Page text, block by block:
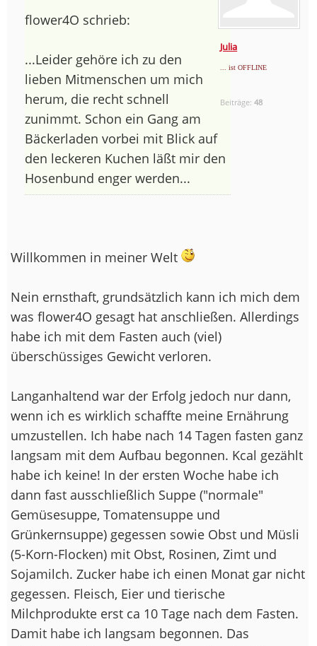
Julia
... ist OFFLINE
Beiträge:48
flower4O schrieb:
...Leider gehöre ich zu den
lieben Mitmenschen um mich
herum, die recht schnell
zunimmt. Schon ein Gang am
Bäckerladen vorbei mit Blick auf
den leckeren Kuchen läßt mir den
Hosenbund enger werden...
Willkommen in meiner Welt
Nein ernsthaft, grundsätzlich kann ich mich dem
was flower4O gesagt hat anschließen. Allerdings
habe ich mit dem Fasten auch (viel)
überschüssiges Gewicht verloren.
Langanhaltend war der Erfolg jedoch nur dann,
wenn ich es wirklich schaffte meine Ernährung
umzustellen. Ich habe nach 14 Tagen fasten ganz
langsam mit dem Aufbau begonnen. Kcal gezählt
habe ich keine! In der ersten Woche habe ich
dann fast ausschließlich Suppe ("normale"
Gemüsesuppe, Tomatensuppe und
Grünkernsuppe) gegessen sowie Obst und Müsli
(5-Korn-Flocken) mit Obst, Rosinen, Zimt und
Sojamilch. Zucker habe ich einen Monat gar nicht
gegessen. Fleisch, Eier und tierische
Milchprodukte erst ca 10 Tage nach dem Fasten.
Damit habe ich langsam begonnen. Das